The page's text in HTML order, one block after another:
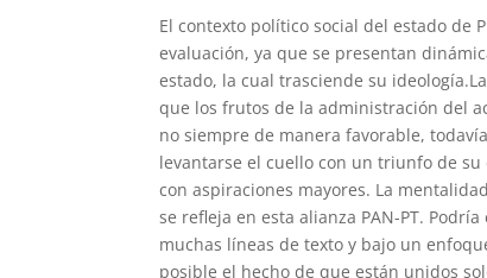
El contexto político social del estado de
evaluación, ya que se presentan
estado, la cual trasciende su
que los frutosde la administración del
no siempre de manera favorable,
levantarse el cuello con un triunfo de
con aspiraciones mayores. La
se refleja en esta alianza PAN-PT.
muchas líneas de texto y bajo un
posible el hecho de que están unidos